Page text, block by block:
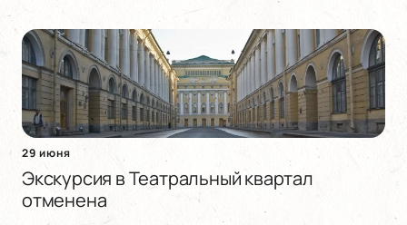
29 июня
Экскурсия в Театральный квартал
отменена